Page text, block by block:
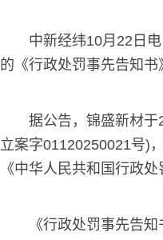
中新经纬10月22日电
的《行政处罚事先告知书
据公告，锦盛新材于
立案字01120250021号)
《中华人民共和国行政
《行政处罚事先告知